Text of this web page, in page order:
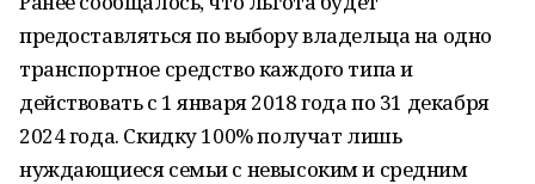
предоставляться по выбору владельца на одно
транспортное средство каждого типа и
действовать с 1 января 2018 года по 31 декабря
2024 года. Скидку 100% получат лишь
нуждающиеся семьи с невысоким и средним